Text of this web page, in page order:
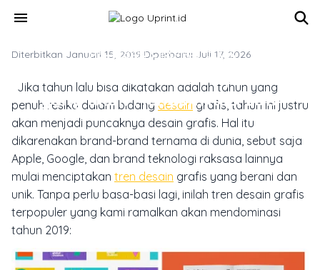
menu
TREN DESAIN & INSPIRASI CETAK
8 Tren Desain Grafis Terpopuler
yang akan Mendominasi 2019
Diterbitkan Januari 15, 2019 Diperbarui Juli 17, 2026
Jika tahun lalu bisa dikatakan adalah tahun yang
penuh resiko dalam bidang desain grafis, tahun ini justru
akan menjadi puncaknya desain grafis. Hal itu
dikarenakan brand-brand ternama di dunia, sebut saja
Apple, Google, dan brand teknologi raksasa lainnya
mulai menciptakan tren desain grafis yang berani dan
unik. Tanpa perlu basa-basi lagi, inilah tren desain grafis
terpopuler yang kami ramalkan akan mendominasi
tahun 2019: